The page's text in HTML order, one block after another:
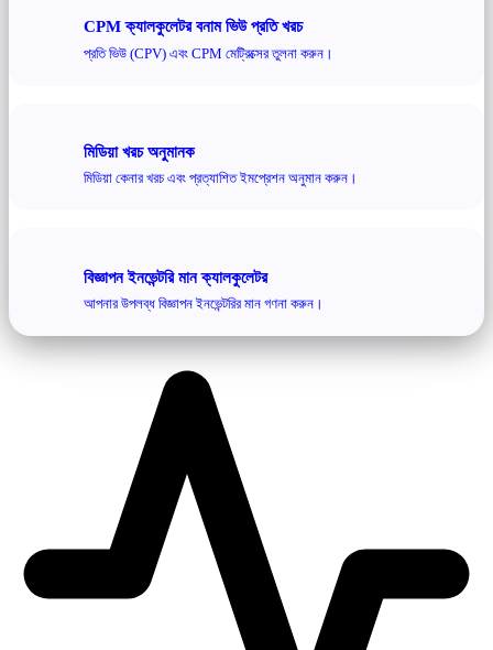
CPM ক্যালকুলেটর বনাম ভিউ প্রতি খরচ
প্রতি ভিউ (CPV) এবং CPM মেট্রিক্সের তুলনা করুন।
মিডিয়া খরচ অনুমানক
মিডিয়া কেনার খরচ এবং প্রত্যাশিত ইমপ্রেশন অনুমান করুন।
বিজ্ঞাপন ইনভেন্টরি মান ক্যালকুলেটর
আপনার উপলব্ধ বিজ্ঞাপন ইনভেন্টরির মান গণনা করুন।